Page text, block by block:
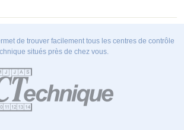
de trouver facilement tous les centres de contrôle
situés près de chez vous.